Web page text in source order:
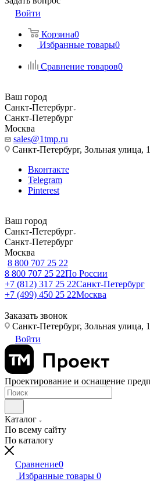
Войти
Корзина0
Избранные товары0
Сравнение товаров0
Ваш город
Санкт-Петербург
Санкт-Петербург
Москва
sales@1tmp.ru
Санкт-Петербург, Зольная
Вконтакте
Telegram
Pinterest
Ваш город
Санкт-Петербург
Санкт-Петербург
Москва
8 800 707 25 22
8 800 707 25 22По России
+7 (812) 317 25 22Санкт-Петербург
+7 (499) 450 25 22Москва
Заказать звонок
Санкт-Петербург, Зольная
Войти
Проектирование и оснащение
Каталог
По всему сайту
По каталогу
Сравнение0
Избранные товары 0